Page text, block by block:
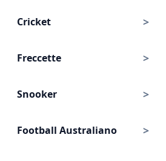
Cricket
Freccette
Snooker
Football Australiano